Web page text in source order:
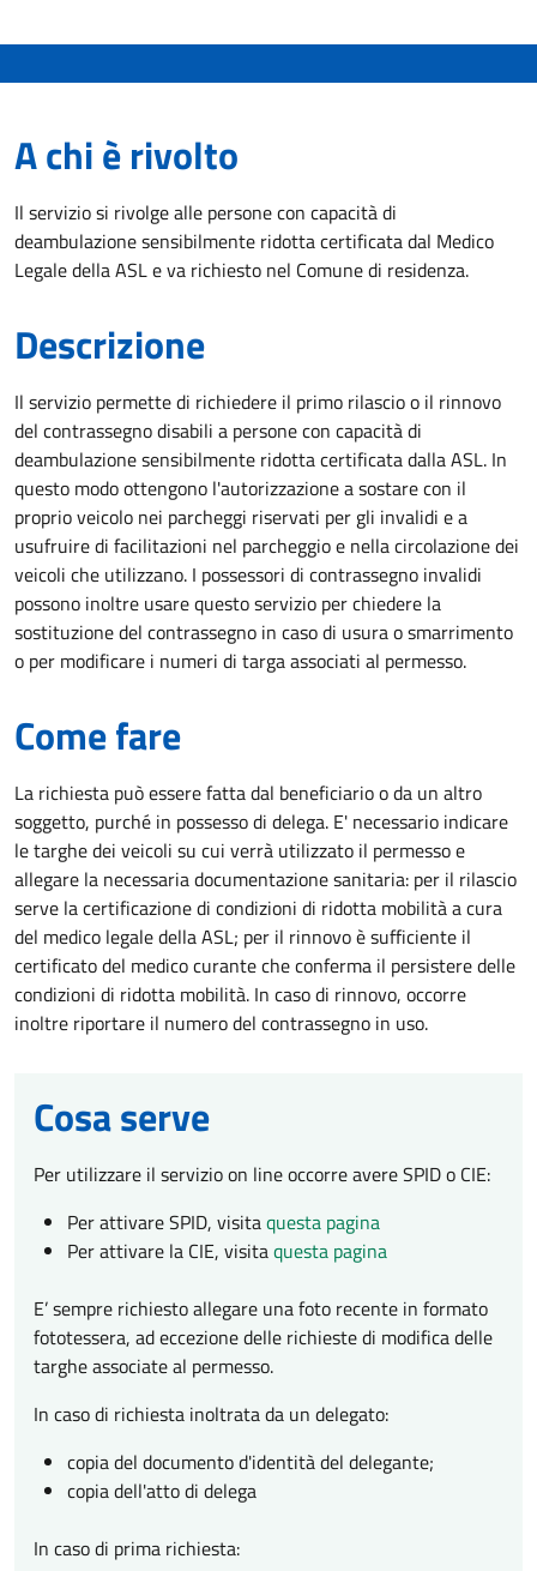
A chi è rivolto
Il servizio si rivolge alle persone con capacità di
deambulazione sensibilmente ridotta certificata dal Medico
Legale della ASL e va richiesto nel Comune di residenza.
Descrizione
Il servizio permette di richiedere il primo rilascio o il rinnovo
del contrassegno disabili a persone con capacità di
deambulazione sensibilmente ridotta certificata dalla ASL. In
questo modo ottengono l'autorizzazione a sostare con il
proprio veicolo nei parcheggi riservati per gli invalidi e a
usufruire di facilitazioni nel parcheggio e nella circolazione dei
veicoli che utilizzano. I possessori di contrassegno invalidi
possono inoltre usare questo servizio per chiedere la
sostituzione del contrassegno in caso di usura o smarrimento
o per modificare i numeri di targa associati al permesso.
Come fare
La richiesta può essere fatta dal beneficiario o da un altro
soggetto, purché in possesso di delega. E' necessario indicare
le targhe dei veicoli su cui verrà utilizzato il permesso e
allegare la necessaria documentazione sanitaria: per il rilascio
serve la certificazione di condizioni di ridotta mobilità a cura
del medico legale della ASL; per il rinnovo è sufficiente il
certificato del medico curante che conferma il persistere delle
condizioni di ridotta mobilità. In caso di rinnovo, occorre
inoltre riportare il numero del contrassegno in uso.
Cosa serve
Per utilizzare il servizio on line occorre avere SPID o CIE:
Per attivare SPID, visitaquesta pagina
Per attivare la CIE, visitaquesta pagina
E’ sempre richiesto allegare una foto recente in formato
fototessera, ad eccezione delle richieste di modifica delle
targhe associate al permesso.
In caso di richiesta inoltrata da un delegato:
copia del documento d'identità del delegante;
copia dell'atto di delega
In caso di prima richiesta: